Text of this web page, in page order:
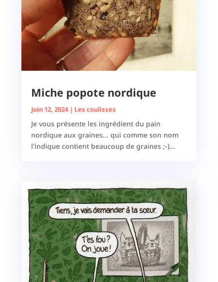
Miche popote nordique
Juin 12, 2024| Les coulisses
Je vous présente les ingrédient du pain
nordique aux graines... qui comme son nom
l'indique contient beaucoup de graines ;-)...